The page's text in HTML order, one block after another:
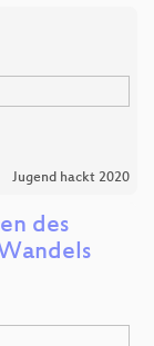
Jugend hackt 2020
des